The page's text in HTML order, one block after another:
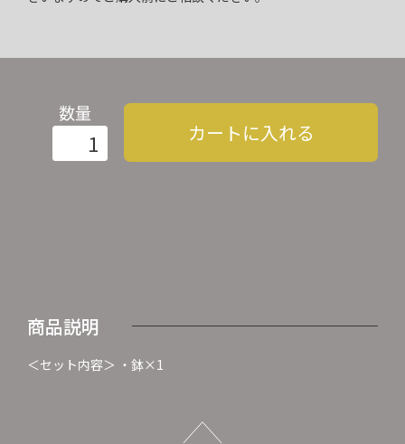
数量
カートに入れる
商品説明
＜セット内容＞ ・鉢×1